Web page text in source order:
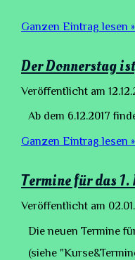
Ganzen Eintrag lesen »
Der Donnerstag
Veröffentlicht am
Ab dem 6.12.2017
Ganzen Eintrag lesen »
Termine für das
Veröffentlicht am
Die neuen Termine
(siehe